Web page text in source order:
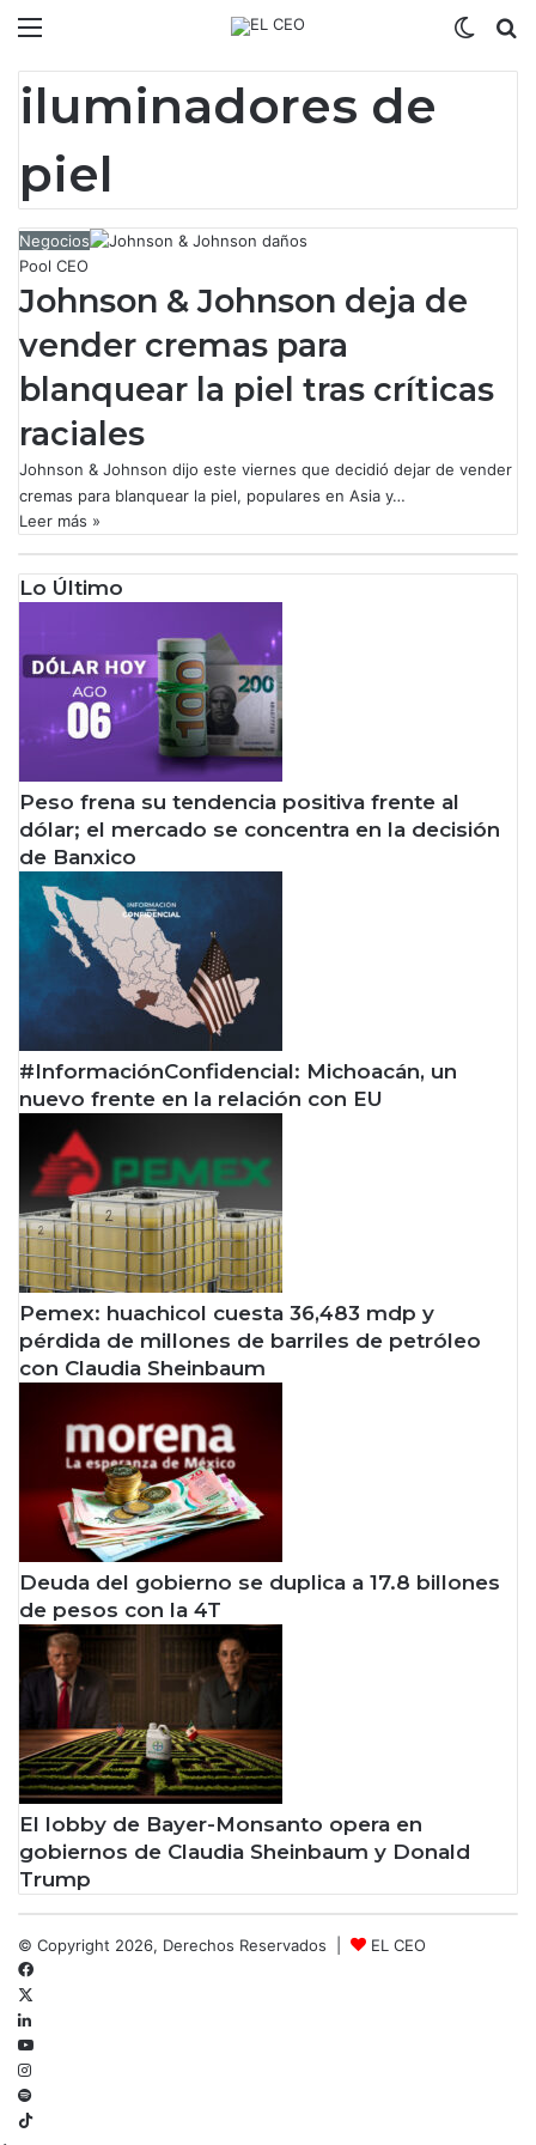
iluminadores de
piel
Negocios
Pool CEO
Johnson & Johnson deja de
vender cremas para
blanquear la piel tras críticas
raciales
Johnson & Johnson dijo este viernes que decidió dejar de vender
cremas para blanquear la piel, populares en Asia y…
Leer más »
Lo Último
Peso frena su tendencia positiva frente al
dólar; el mercado se concentra en la decisión
de Banxico
#InformaciónConfidencial: Michoacán, un
nuevo frente en la relación con EU
Pemex: huachicol cuesta 36,483 mdp y
pérdida de millones de barriles de petróleo
con Claudia Sheinbaum
Deuda del gobierno se duplica a 17.8 billones
de pesos con la 4T
El lobby de Bayer-Monsanto opera en
gobiernos de Claudia Sheinbaum y Donald
Trump
© Copyright 2026, Derechos Reservados |
EL CEO
Spotify